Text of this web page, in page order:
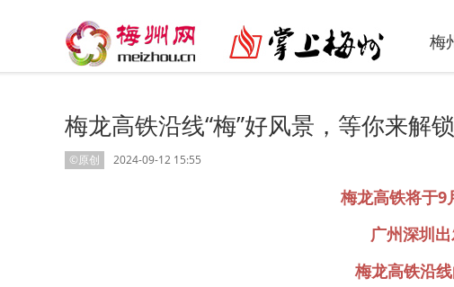
梅
梅龙高铁沿线“梅”好风景，等你来解
©原创 2024-09-12 15:55
梅龙高铁将于9
广州深圳
梅龙高铁沿